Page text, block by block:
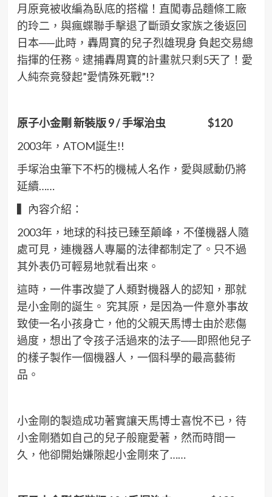
月原竟被收編為臥底的搭檔！直闖毒品麵條工廠
的玲二，與瘋蝶聯手擊退了斷頭女家族之後返回
日本──此時，轟周寶的兒子烈雄現身 負起交易總
指揮的任務。逮捕轟周寶的計畫就只剩5天了！愛
人純奈竟發起”愛情殊死戰”!?
原子小金剛 新裝版 9 /手塚治虫 $120
2003年，ATOM誕生!!
手塚治虫筆下不朽的機械人名作，愛與感動仍將
延續……
▍內容介紹：
2003年，地球的科技已臻至顛峰，不僅機器人隨
處可見，連機器人專屬的法律都制定了。只不過
其外表仍可輕易地就看出來。
這時，一件事改變了人類對機器人的認知，那就
是小金剛的誕生。 究其原，是因為一件意外事故
致使一名小孩身亡，他的父親天馬博士由於悲傷
過度，想出了令孩子活過來的法子──即照他兒子
的樣子製作一個機器人，一個科學的最高藝術
品。
小金剛的製造成功著實讓天馬博士喜悅不已，待
小金剛猶如自己的兒子般寵愛著，然而時間一
久，他卻開始嫌隙起小金剛來了……